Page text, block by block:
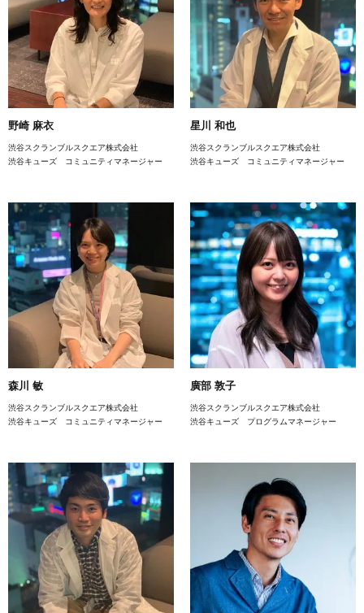
野崎 麻衣
渋谷スクランブルスクエア株式会社
渋谷キューズ コミュニティマネージャー
星川 和也
渋谷スクランブルスクエア株式会社
渋谷キューズ コミュニティマネージャー
森川 敏
渋谷スクランブルスクエア株式会社
渋谷キューズ コミュニティマネージャー
廣部 敦子
渋谷スクランブルスクエア株式会社
渋谷キューズ プログラムマネージャー